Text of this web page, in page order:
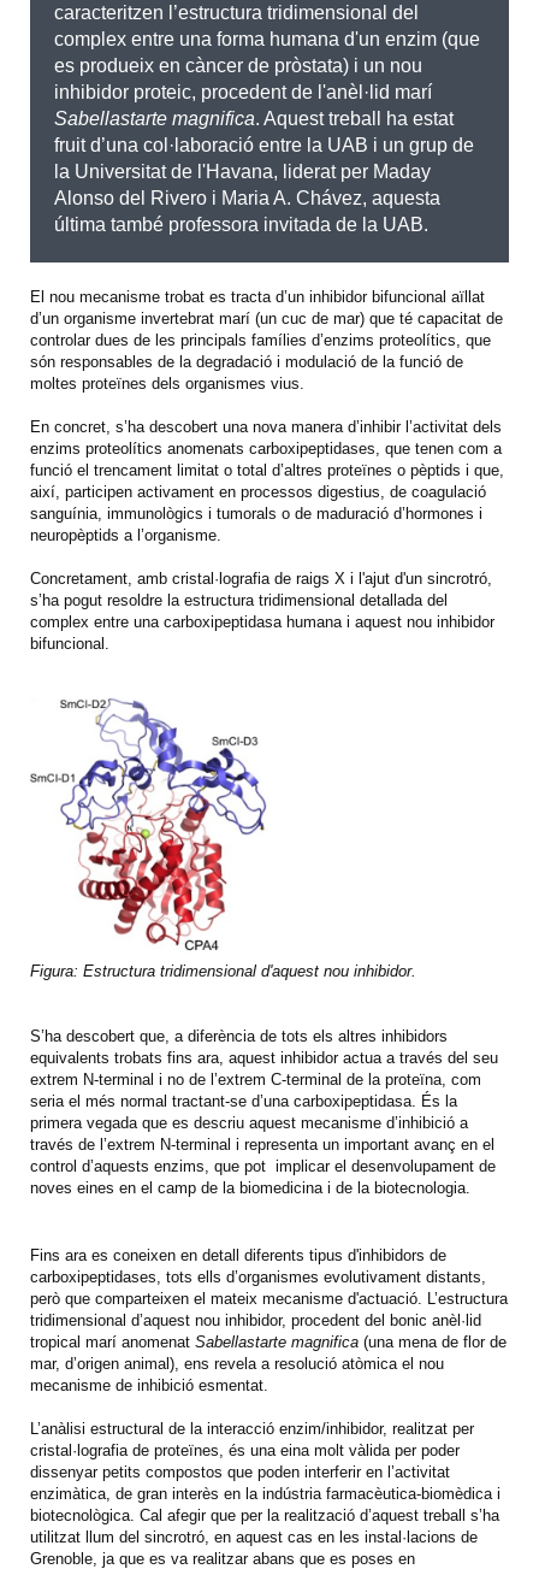
caracteritzen l’estructura tridimensional del
complex entre una forma humana d'un enzim (que
es produeix en càncer de pròstata) i un nou
inhibidor proteic, procedent de l'anèl·lid marí
Sabellastarte magnifica. Aquest treball ha estat
fruit d’una col·laboració entre la UAB i un grup de
la Universitat de l'Havana, liderat per Maday
Alonso del Rivero i Maria A. Chávez, aquesta
última també professora invitada de la UAB.
El nou mecanisme trobat es tracta d’un inhibidor bifuncional aïllat
d’un organisme invertebrat marí (un cuc de mar) que té capacitat de
controlar dues de les principals famílies d’enzims proteolítics, que
són responsables de la degradació i modulació de la funció de
moltes proteïnes dels organismes vius.
En concret, s’ha descobert una nova manera d’inhibir l’activitat dels
enzims proteolítics anomenats carboxipeptidases, que tenen com a
funció el trencament limitat o total d’altres proteïnes o pèptids i que,
així, participen activament en processos digestius, de coagulació
sanguínia, immunològics i tumorals o de maduració d’hormones i
neuropèptids a l’organisme.
Concretament, amb cristal·lografia de raigs X i l'ajut d'un sincrotró,
s’ha pogut resoldre la estructura tridimensional detallada del
complex entre una carboxipeptidasa humana i aquest nou inhibidor
bifuncional.
Figura: Estructura tridimensional d'aquest nou inhibidor.
S’ha descobert que, a diferència de tots els altres inhibidors
equivalents trobats fins ara, aquest inhibidor actua a través del seu
extrem N-terminal i no de l’extrem C-terminal de la proteïna, com
seria el més normal tractant-se d’una carboxipeptidasa. És la
primera vegada que es descriu aquest mecanisme d’inhibició a
través de l’extrem N-terminal i representa un important avanç en el
control d’aquests enzims, que pot implicar el desenvolupament de
noves eines en el camp de la biomedicina i de la biotecnologia.
Fins ara es coneixen en detall diferents tipus d'inhibidors de
carboxipeptidases, tots ells d’organismes evolutivament distants,
però que comparteixen el mateix mecanisme d'actuació. L’estructura
tridimensional d’aquest nou inhibidor, procedent del bonic anèl·lid
tropical marí anomenat Sabellastarte magnifica (una mena de flor de
mar, d’origen animal), ens revela a resolució atòmica el nou
mecanisme de inhibició esmentat.
L’anàlisi estructural de la interacció enzim/inhibidor, realitzat per
cristal·lografia de proteïnes, és una eina molt vàlida per poder
dissenyar petits compostos que poden interferir en l’activitat
enzimàtica, de gran interès en la indústria farmacèutica-biomèdica i
biotecnològica. Cal afegir que per la realització d’aquest treball s’ha
utilitzat llum del sincrotró, en aquest cas en les instal·lacions de
Grenoble, ja que es va realitzar abans que es poses en